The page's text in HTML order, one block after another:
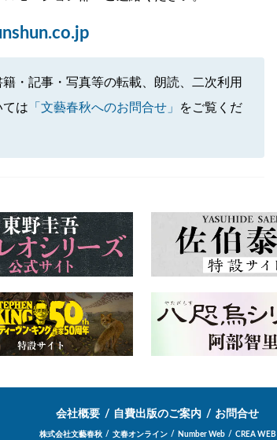
・記事・写真等の転載、朗読、二次利用
ては 「文藝春秋へのお問合せ」
をご覧くだ
会社概要 自費出版のご案内 お問合せ
株式会社文藝春秋 文春オンライン Number Web CREA WEB